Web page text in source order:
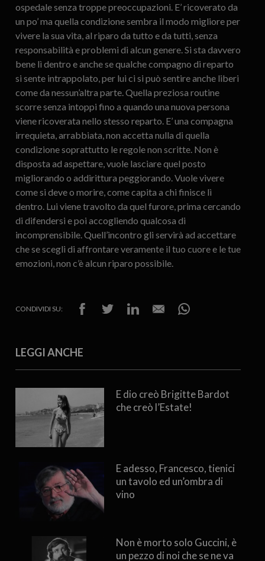
ospedale senza troppe preoccupazioni. E’ ricoverato da
un po’ ma quella condizione sembra il modo migliore per
vivere la sua vita, al riparo da tutto e da tutti, senza
responsabilità e problemi di alcun genere. Si sta davvero
bene lì dentro e anche se qualche compagno di reparto
si sente intrappolato, per lui ci si può sentire anche liberi
come da nessun’altra parte. Quella preziosa routine
scorre senza intoppi fino a quando una nuova persona
viene ricoverata nello stesso reparto. E’ una compagna
irrequieta, arrabbiata, non accetta nulla di quella
condizione soprattutto le regole non scritte. Non è
disposta ad aspettare, vuole lasciare quel posto
migliorando o addirittura peggiorando. Vuole vivere
come si deve o morire, come capita a chi finisce lì
dentro. Lui viene travolto da quel furore, prima cercando
di difendersi e poi accogliendo qualcosa di
incomprensibile. Quell’incontro gli servirà ad accettare
che se scegli di affrontare veramente il tuo cuore e le tue
emozioni, non c’è alcun riparo possibile.
CONDIVIDI SU:
LEGGI ANCHE
E dio creò Brigitte Bardot
che creò l’Estate!
E adesso, Francesco, tienici
un tavolo ed un’ombra di
vino
Non è morto solo Guccini, è
un pezzo di noi che se ne va